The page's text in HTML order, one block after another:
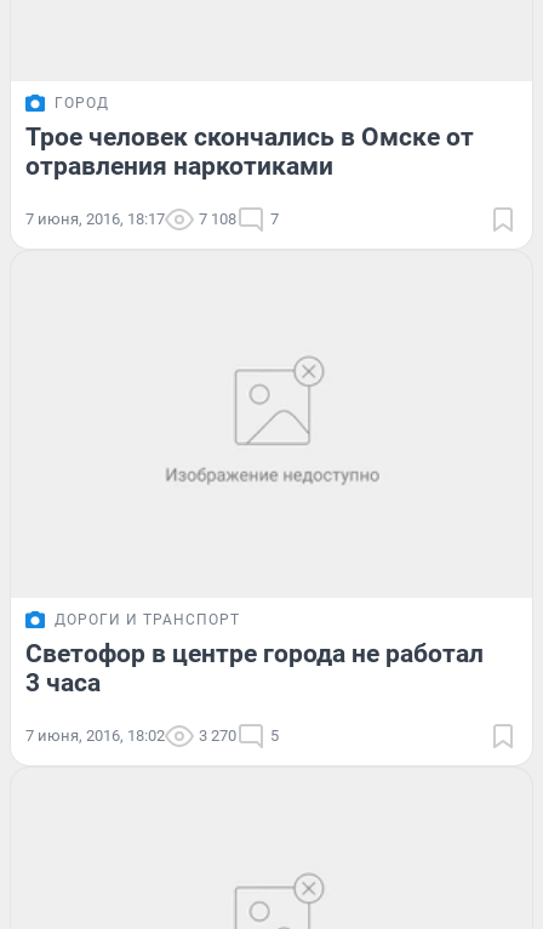
ГОРОД
Трое человек скончались в Омске от
отравления наркотиками
7 июня, 2016, 18:17 7 108 7
ДОРОГИ И ТРАНСПОРТ
Светофор в центре города не работал
3 часа
7 июня, 2016, 18:02 3 270 5